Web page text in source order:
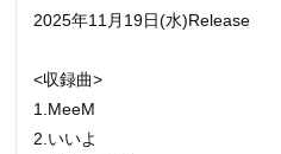
2025年11月19日(水)Release
<収録曲>
1.MeeM
2.いいよ